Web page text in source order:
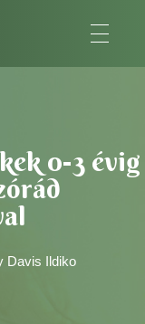
0-3 évig
Davis Ildiko